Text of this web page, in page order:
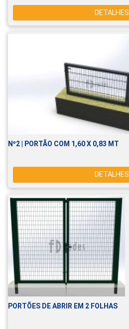
DETALHES
Nº2 | PORTÃO COM 1,60 X 0,83 MT
DETALHES
PORTÕES DE ABRIR EM 2 FOLHAS